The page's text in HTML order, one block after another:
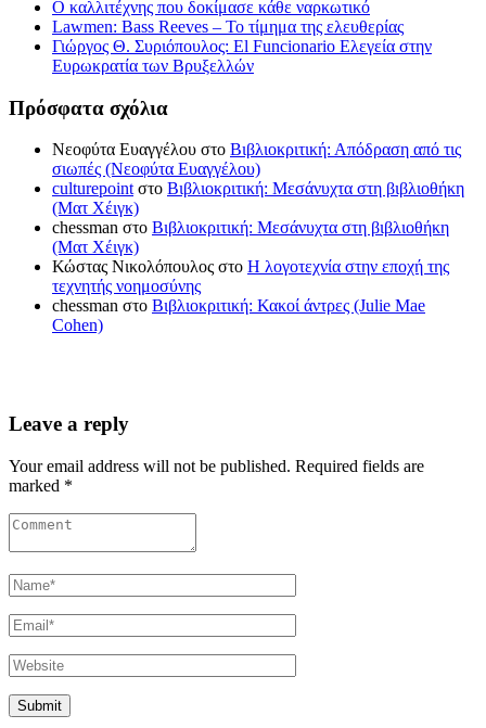
Ο καλλιτέχνης που δοκίμασε κάθε ναρκωτικό
Lawmen: Bass Reeves – Το τίμημα της ελευθερίας
Γιώργος Θ. Συριόπουλος: El Funcionario Ελεγεία στην
Ευρωκρατία των Βρυξελλών
Πρόσφατα σχόλια
Νεοφύτα Ευαγγέλου στο Βιβλιοκριτική: Απόδραση από τις
σιωπές (Νεοφύτα Ευαγγέλου)
culturepointστο Βιβλιοκριτική: Μεσάνυχτα στη βιβλιοθήκη
(Ματ Χέιγκ)
chessman στο Βιβλιοκριτική: Μεσάνυχτα στη βιβλιοθήκη
(Ματ Χέιγκ)
Κώστας Νικολόπουλος στο Η λογοτεχνία στην εποχή της
τεχνητής νοημοσύνης
chessman στο Βιβλιοκριτική: Κακοί άντρες (Julie Mae
Cohen)
Leave a reply
Your email address will not be published. Required fields are
marked *